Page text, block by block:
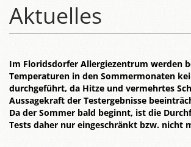
Aktuelles
Im Floridsdorfer Allergiezentrum werden
Temperaturen in den Sommermonaten
durchgeführt, da Hitze und vermehrtes
Aussagekraft der Testergebnisse
Da der Sommer bald beginnt, ist die
Tests daher nur eingeschränkt bzw. nicht